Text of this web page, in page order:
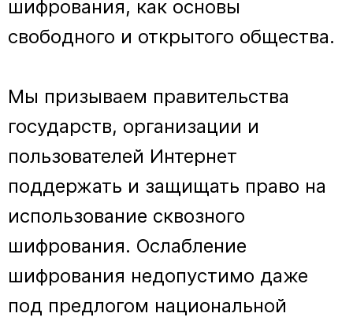
шифрования, как основы
свободного и открытого общества.
Мы призываем правительства
государств, организации и
пользователей Интернет
поддержать и защищать право на
использование сквозного
шифрования. Ослабление
шифрования недопустимо даже
под предлогом национальной